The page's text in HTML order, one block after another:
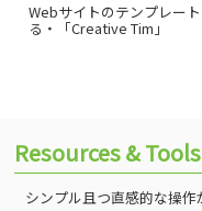
Webサイトのテンプレー
る・「Creative Tim」
Resources & Tools
シンプル且つ直感的な操